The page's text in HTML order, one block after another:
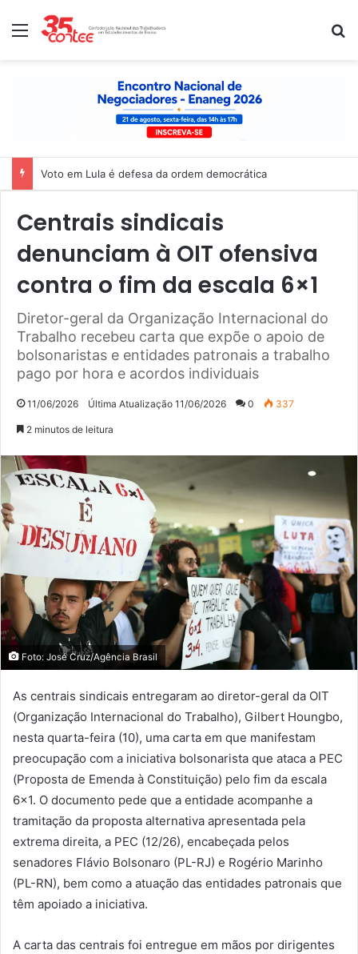
Menu
Voto em Lula é defesa da ordem democrática
Centrais sindicais
denunciam à OIT ofensiva
contra o fim da escala 6×1
Diretor-geral da Organização Internacional do
Trabalho recebeu carta que expõe o apoio de
bolsonaristas e entidades patronais a trabalho
pago por hora e acordos individuais
11/06/2026 Última Atualização 11/06/2026 0 337
2 minutos de leitura
Foto: José Cruz/Agência Brasil
As centrais sindicais entregaram ao diretor-geral da OIT
(Organização Internacional do Trabalho), Gilbert Houngbo,
nesta quarta-feira (10), uma carta em que manifestam
preocupação com a iniciativa bolsonarista que ataca a PEC
(Proposta de Emenda à Constituição) pelo fim da escala
6×1. O documento pede que a entidade acompanhe a
tramitação da proposta alternativa apresentada pela
extrema direita, a PEC (12/26), encabeçada pelos
senadores Flávio Bolsonaro (PL-RJ) e Rogério Marinho
(PL-RN), bem como a atuação das entidades patronais que
têm apoiado a iniciativa.
A carta das centrais foi entregue em mãos por dirigentes